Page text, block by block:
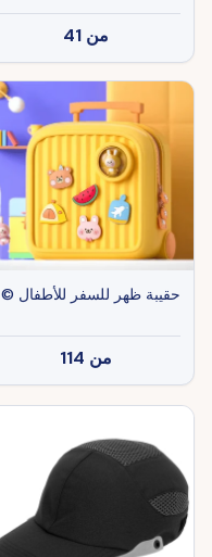
من 41
حقيبة ظهر للسفر للأطفال ©
من 114